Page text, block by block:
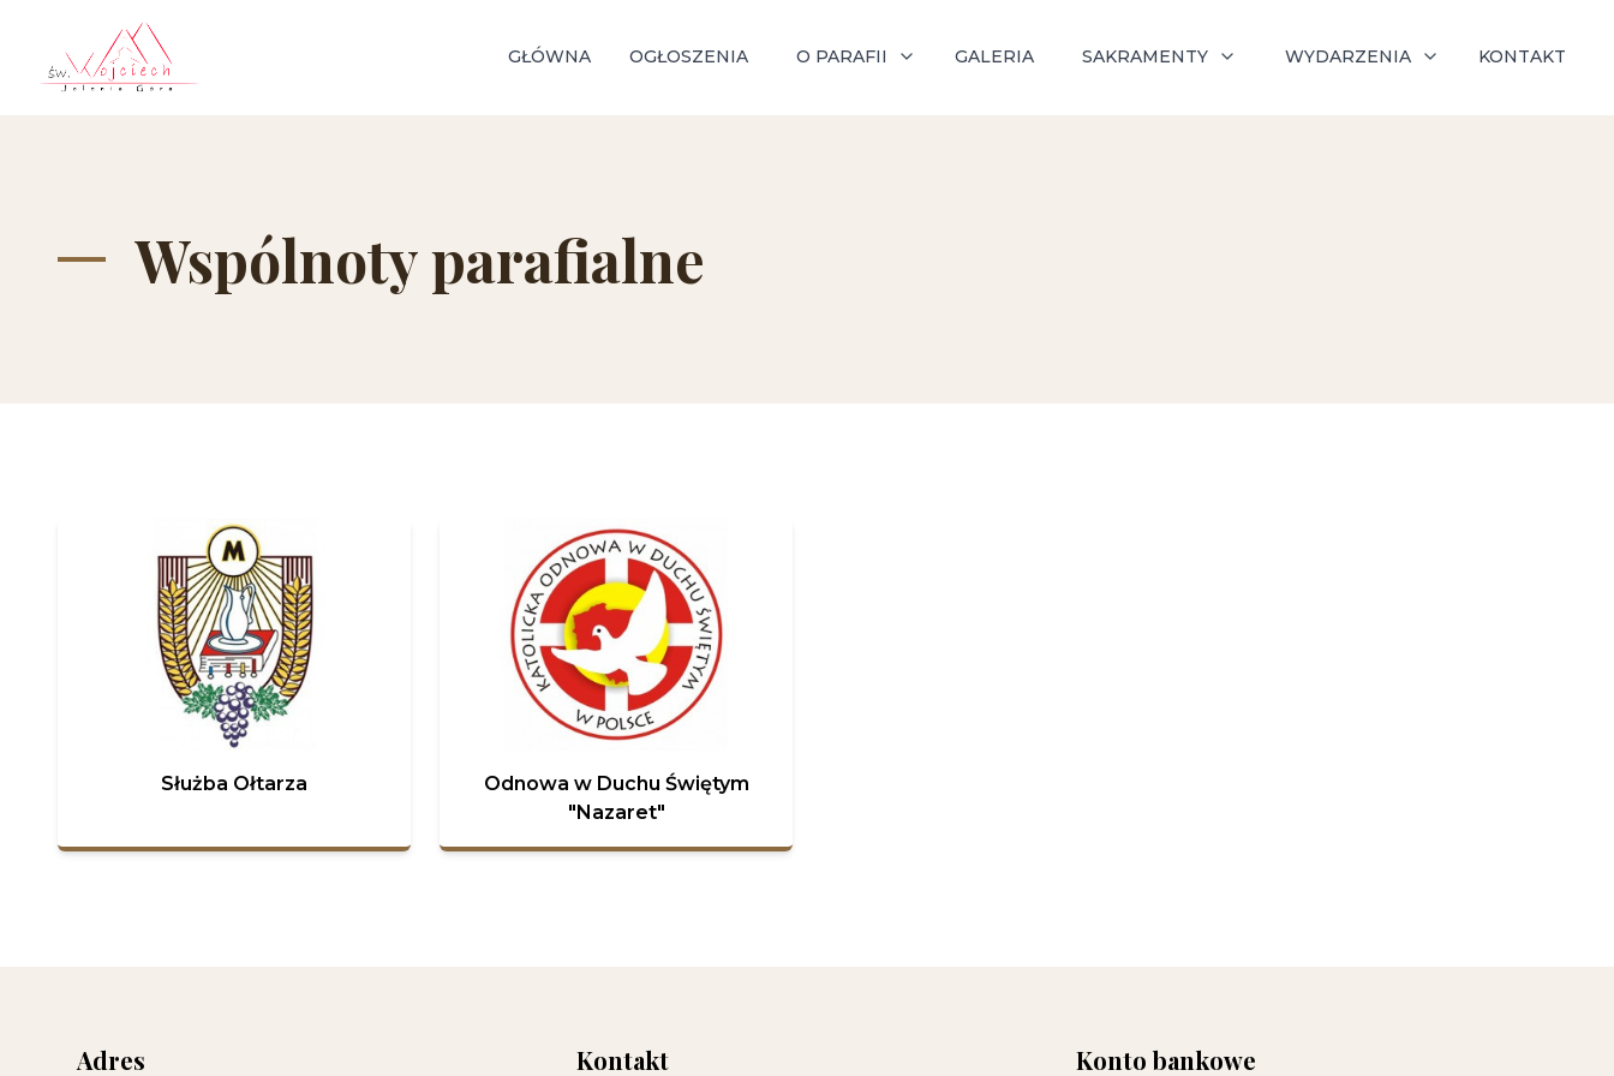
GŁÓWNA OGŁOSZENIA O PARAFII GALERIA SAKRAMENTY WYDARZENIA KONTAKT
Wspólnoty parafialne
Służba Ołtarza
Odnowa w Duchu Świętym
"Nazaret"
Adres Kontakt Konto bankowe